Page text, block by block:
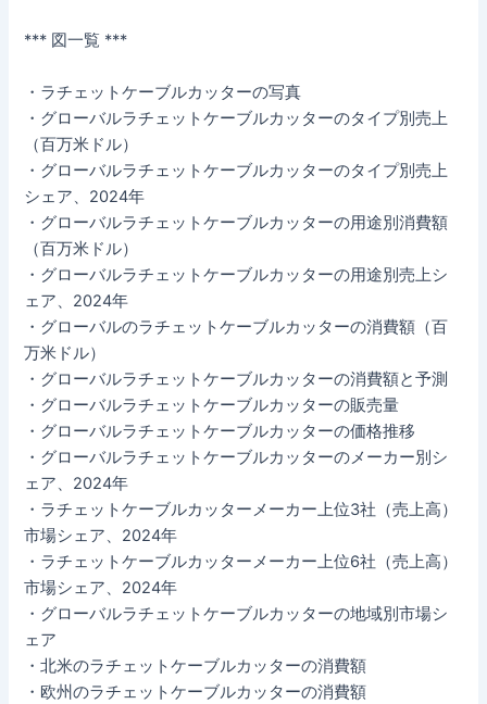
*** 図一覧 ***
・ラチェットケーブルカッターの写真
・グローバルラチェットケーブルカッターのタイプ別売上
（百万米ドル）
・グローバルラチェットケーブルカッターのタイプ別売上
シェア、2024年
・グローバルラチェットケーブルカッターの用途別消費額
（百万米ドル）
・グローバルラチェットケーブルカッターの用途別売上シ
ェア、2024年
・グローバルのラチェットケーブルカッターの消費額（百
万米ドル）
・グローバルラチェットケーブルカッターの消費額と予測
・グローバルラチェットケーブルカッターの販売量
・グローバルラチェットケーブルカッターの価格推移
・グローバルラチェットケーブルカッターのメーカー別シ
ェア、2024年
・ラチェットケーブルカッターメーカー上位3社（売上高）
市場シェア、2024年
・ラチェットケーブルカッターメーカー上位6社（売上高）
市場シェア、2024年
・グローバルラチェットケーブルカッターの地域別市場シ
ェア
・北米のラチェットケーブルカッターの消費額
・欧州のラチェットケーブルカッターの消費額